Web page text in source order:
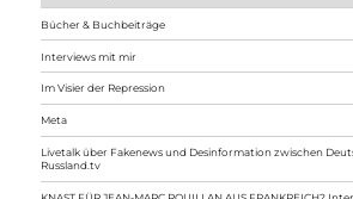
Bücher & Buchbeiträge
Interviews mit mir
Im Visier der Repression
Meta
Livetalk über Fakenews und Desinformation zwischen
Russland.tv